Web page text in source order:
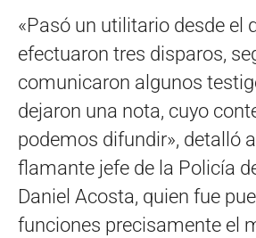
«Pasó un utilitario desde el
efectuaron tres disparos,
comunicaron algunos
dejaron una nota, cuyo
podemos difundir», detalló
flamante jefe de la Policía
Daniel Acosta, quien fue
funciones precisamente el